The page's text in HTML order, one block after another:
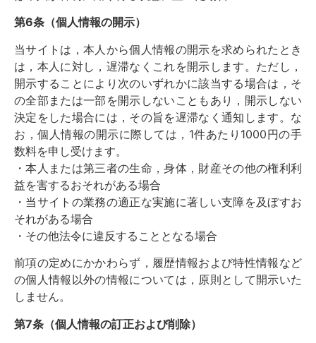
第6条（個人情報の開示）
当サイトは，本人から個人情報の開示を求められたとき
は，本人に対し，遅滞なくこれを開示します。ただし，
開示することにより次のいずれかに該当する場合は，そ
の全部または一部を開示しないこともあり，開示しない
決定をした場合には，その旨を遅滞なく通知します。な
お，個人情報の開示に際しては，1件あたり1000円の手
数料を申し受けます。
・本人または第三者の生命，身体，財産その他の権利利
益を害するおそれがある場合
・当サイトの業務の適正な実施に著しい支障を及ぼすお
それがある場合
・その他法令に違反することとなる場合
前項の定めにかかわらず，履歴情報および特性情報など
の個人情報以外の情報については，原則として開示いた
しません。
第7条（個人情報の訂正および削除）